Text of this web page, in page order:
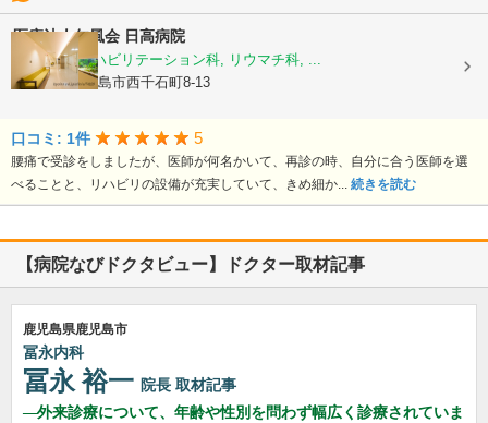
医療法人仁風会 日高病院
整形外科, リハビリテーション科, リウマチ科, ...
鹿児島県鹿児島市西千石町8-13
口コミ: 1件 5
腰痛で受診をしましたが、医師が何名かいて、再診の時、自分に合う医師を選
べることと、リハビリの設備が充実していて、きめ細か... 続きを読む
【病院なびドクタビュー】ドクター取材記事
鹿児島県鹿児島市
冨永内科
冨永 裕一 院長 取材記事
外来診療について、年齢や性別を問わず幅広く診療されていま